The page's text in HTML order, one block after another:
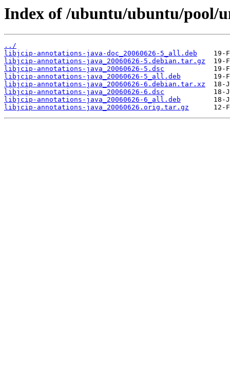
Index of /ubuntu/ubuntu/pool/
../
libjcip-annotations-java-doc_20060626-5_all.deb
libjcip-annotations-java_20060626-5.debian.tar.gz
libjcip-annotations-java_20060626-5.dsc
libjcip-annotations-java_20060626-5_all.deb
libjcip-annotations-java_20060626-6.debian.tar.xz
libjcip-annotations-java_20060626-6.dsc
libjcip-annotations-java_20060626-6_all.deb
libjcip-annotations-java_20060626.orig.tar.gz